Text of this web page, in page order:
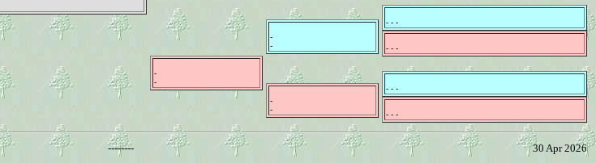
-
-
-
-
-
-
- - -
- - -
- - -
- - -
-------- 30 Apr 2026